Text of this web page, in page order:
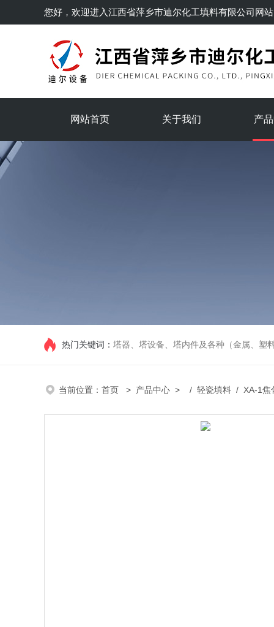
您好，欢迎进入江西省萍乡市迪尔化工填料有限公司网
网站首页 关于我们 产
热门关键词： 塔器、塔设备、塔内件及各种（金属、塑
当前位置： 首页 > 产品中心 > / 轻瓷填料 / XA-1焦